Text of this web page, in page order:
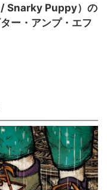
/ Snarky Puppy）の
ー・アンプ・エフ